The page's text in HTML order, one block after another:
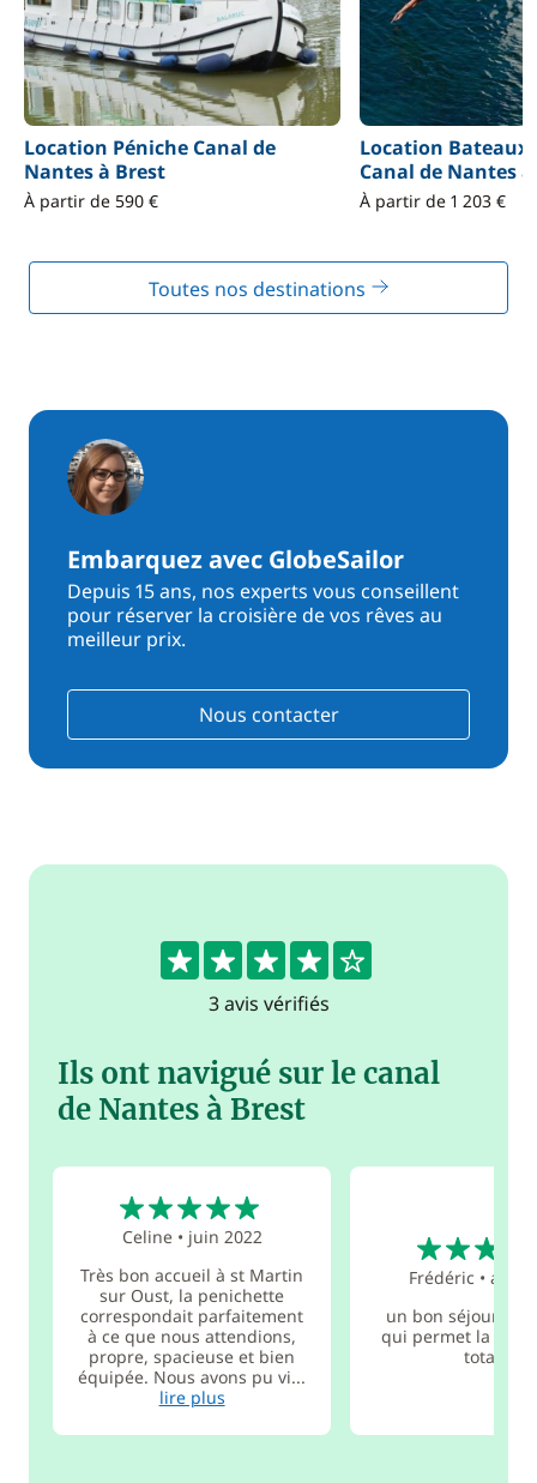
Location Péniche Canal de
Nantes à Brest
À partir de 590 €
Location Bateaux
Canal de Nantes
À partir de 1 203 €
Toutes nos destinations
Embarquez avec GlobeSailor
Depuis 15 ans, nos experts vous conseillent
pour réserver la croisière de vos rêves au
meilleur prix.
Nous contacter
4.3
3 avis vérifiés
Ils ont navigué sur le canal
de Nantes à Brest
Celine• juin 2022
Très bon accueil à st Martin
sur Oust, la penichette
correspondait parfaitement
à ce que nous attendions,
propre, spacieuse et bien
équipée. Nous avons pu vi...
lire plus
Frédéric •août
un bon séjour,
qui permet la
totale.